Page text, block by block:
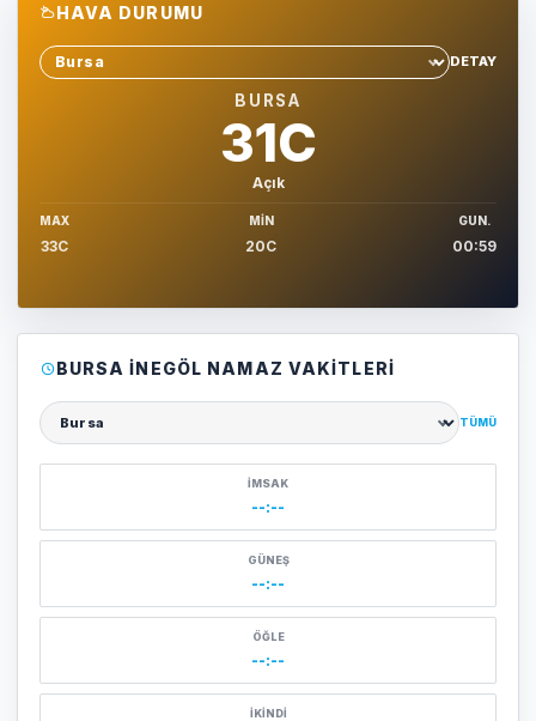
HAVA DURUMU
Sehir sec
DETAY
BURSA
31C
Açık
MAX
33C
MIN
20C
GUN.
00:59
BURSA İNEGÖL NAMAZ VAKITLERI
Şehir seçin
TÜMÜ
İMSAK
--:--
GÜNEŞ
--:--
ÖĞLE
--:--
İKINDI